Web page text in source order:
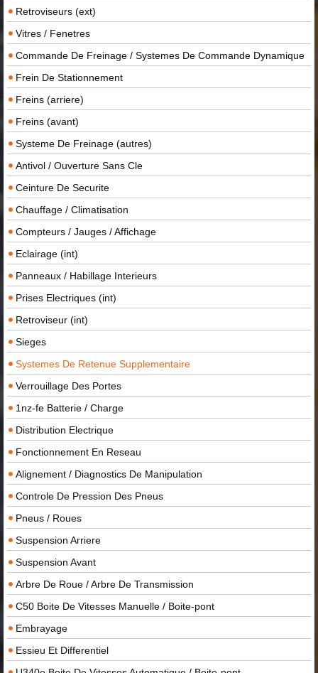
Retroviseurs (ext)
Vitres / Fenetres
Commande De Freinage / Systemes De Commande Dynamique
Frein De Stationnement
Freins (arriere)
Freins (avant)
Systeme De Freinage (autres)
Antivol / Ouverture Sans Cle
Ceinture De Securite
Chauffage / Climatisation
Compteurs / Jauges / Affichage
Eclairage (int)
Panneaux / Habillage Interieurs
Prises Electriques (int)
Retroviseur (int)
Sieges
Systemes De Retenue Supplementaire
Verrouillage Des Portes
1nz-fe Batterie / Charge
Distribution Electrique
Fonctionnement En Reseau
Alignement / Diagnostics De Manipulation
Controle De Pression Des Pneus
Pneus / Roues
Suspension Arriere
Suspension Avant
Arbre De Roue / Arbre De Transmission
C50 Boite De Vitesses Manuelle / Boite-pont
Embrayage
Essieu Et Differentiel